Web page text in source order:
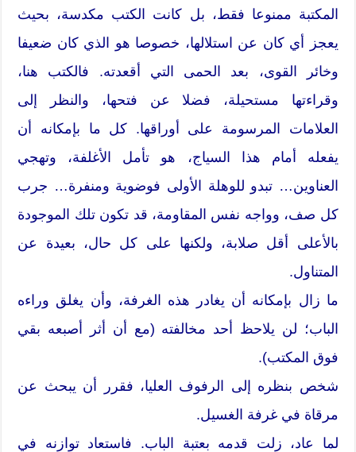
المكتبة ممنوعا فقط، بل كانت الكتب مكدسة، بحيث
يعجز أي كان عن استلالها، خصوصا هو الذي كان ضعيفا
وخائر القوى، بعد الحمى التي أقعدته. فالكتب هنا،
وقراءتها مستحيلة، فضلا عن فتحها، والنظر إلى
العلامات المرسومة على أوراقها. كل ما بإمكانه أن
يفعله أمام هذا السياج، هو تأمل الأغلفة، وتهجي
العناوين… تبدو للوهلة الأولى فوضوية ومنفرة… جرب
كل صف، وواجه نفس المقاومة، قد تكون تلك الموجودة
بالأعلى أقل صلابة، ولكنها على كل حال، بعيدة عن
المتناول.
ما زال بإمكانه أن يغادر هذه الغرفة، وأن يغلق وراءه
الباب؛ لن يلاحظ أحد مخالفته (مع أن أثر أصبعه بقي
فوق المكتب).
شخص بنظره إلى الرفوف العليا، فقرر أن يبحث عن
مرقاة في غرفة الغسيل.
لما عاد، زلت قدمه بعتبة الباب. فاستعاد توازنه في